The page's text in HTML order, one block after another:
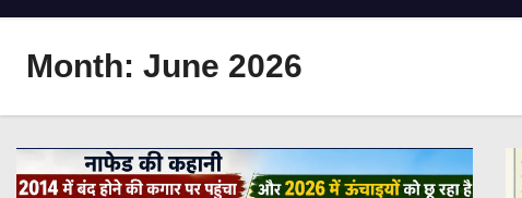
Month: June 2026